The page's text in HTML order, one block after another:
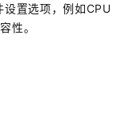
置选项，例如CPU
性。